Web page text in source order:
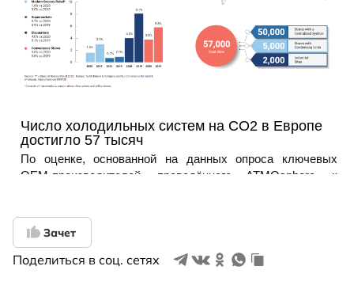
Зачет
Поделиться в соц. сетях